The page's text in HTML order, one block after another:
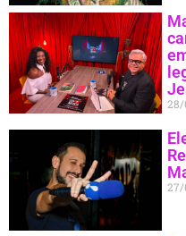
28/
27/